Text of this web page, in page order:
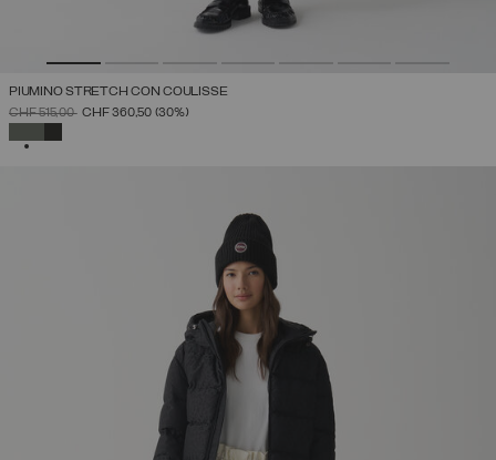
PIUMINO STRETCH CON COULISSE
PREZZO RIDOTTO DA
CHF 515,00ACHF 360,50 (30%)